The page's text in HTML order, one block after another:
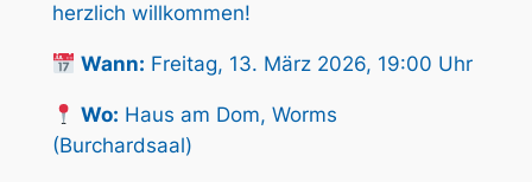
herzlich willkommen!
Wann: Freitag, 13. März 2026, 19:00 Uhr
Wo: Haus am Dom, Worms
(Burchardsaal)